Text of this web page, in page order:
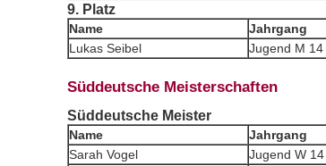
9. Platz
Name Jahrgang
Lukas Seibel
Jugend M 14
Süddeutsche Meisterschaften
Süddeutsche Meister
Name Jahrgang
Sarah Vogel
Jugend W 14